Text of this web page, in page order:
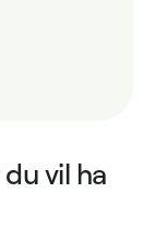
vil ha